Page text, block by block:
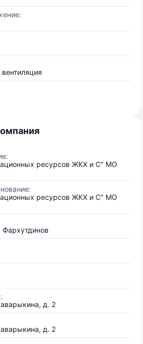
ресурсов ЖКХ и С" МО
ресурсов ЖКХ и С" МО
д. 2
д. 2